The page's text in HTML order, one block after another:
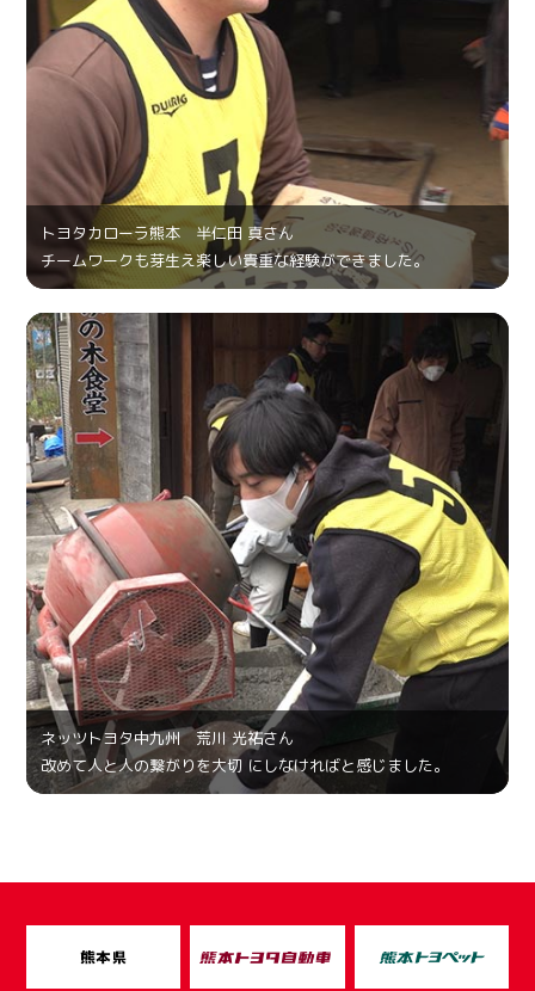
トヨタカローラ熊本 半仁田 真さん
チームワークも芽生え楽しい貴重な経験ができました。
ネッツトヨタ中九州 荒川 光祐さん
改めて人と人の繋がりを大切 にしなければと感じました。